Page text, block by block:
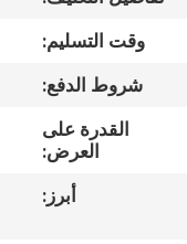
الجودة
اتصل
وقت التسليم:
شروط الدفع:
القدرة على
العرض:
أبرز: